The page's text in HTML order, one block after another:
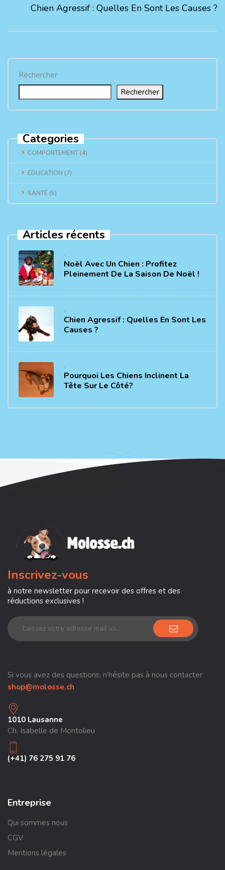
Rechercher
Rechercher
Categories
COMPORTEMENT (4)
ÉDUCATION (7)
SANTÉ (5)
Articles récents
,
Noël Avec Un Chien : Profitez
Pleinement De La Saison De Noël !
,
Chien Agressif : Quelles En Sont Les
Causes ?
,
Pourquoi Les Chiens Inclinent La
Tête Sur Le Côté?
Chien Agressif : Quelles En Sont Les Causes ?
Inscrivez-vous
à notre newsletter pour recevoir des offres et des
réductions exclusives !
Si vous avez des questions, n’hésite pas à nous contacter
shop@molosse.ch
1010 Lausanne
Ch. Isabelle de Montolieu
(+41) 76 275 91 76
Entreprise
Qui sommes nous
CGV
Mentions légales